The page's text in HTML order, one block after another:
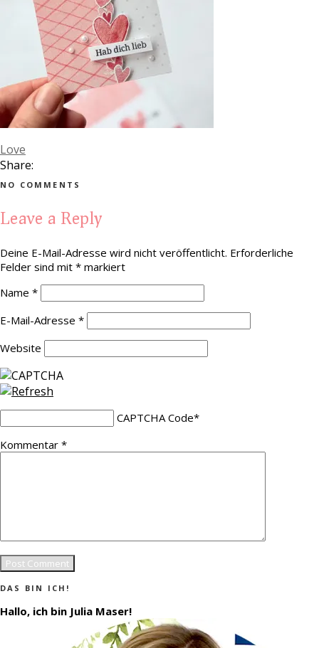
Love
Share:
NO COMMENTS
Leave a Reply
Deine E-Mail-Adresse wird nicht veröffentlicht. Erforderliche
Felder sind mit * markiert
Name *
E-Mail-Adresse *
Website
CAPTCHA Code*
Kommentar *
DAS BIN ICH!
Hallo, ich bin Julia Maser!